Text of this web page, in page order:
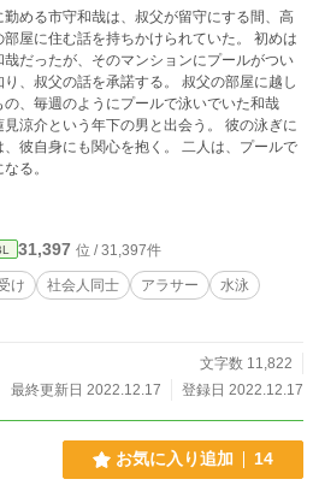
勤める市守和哉は、叔父が留守にする間、高
屋に住む話を持ちかけられていた。 初めは
哉だったが、そのマンションにプールがつい
、叔父の話を承諾する。 叔父の部屋に越し
の、毎週のようにプールで泳いでいた和哉
涼介という年下の男と出会う。 彼の泳ぎに
、彼自身にも関心を抱く。 二人は、プールで
る。
31,397 位 / 31,397件
け 社会人同士 アラサー
水泳
文字数 11,822
最終更新日 2022.12.17
登録日 2022.12.17
お気に入り追加 14